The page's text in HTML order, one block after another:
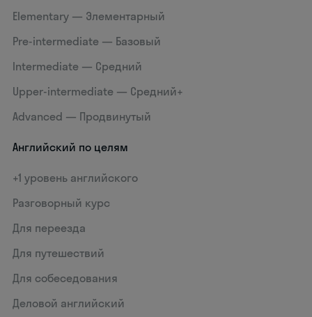
Elementary — Элементарный
Pre-intermediate — Базовый
Intermediate — Средний
Upper-intermediate — Средний+
Advanced — Продвинутый
Английский по целям
+1 уровень английского
Разговорный курс
Для переезда
Для путешествий
Для собеседования
Деловой английский